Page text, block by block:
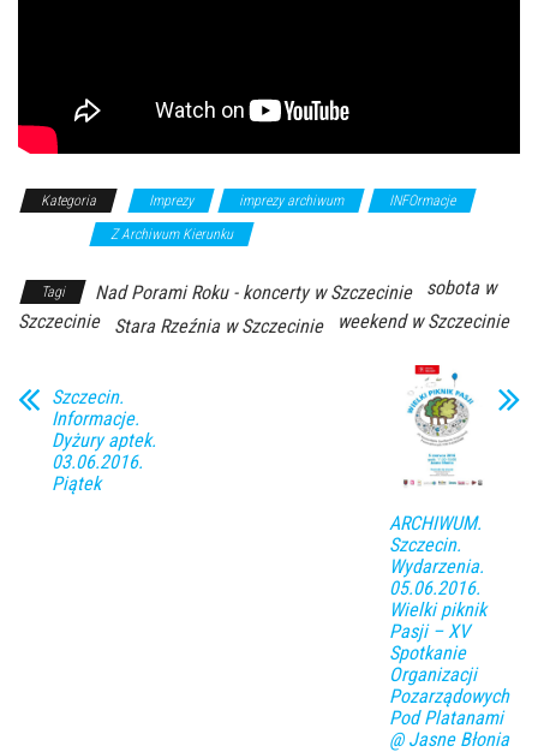
Kategoria Imprezy imprezy archiwum
INFOrmacje
Z Archiwum Kierunku
Tagi Nad Porami Roku - koncerty w Szczecinie
sobota w
Szczecinie
Stara Rzeźnia w Szczecinie weekend w Szczecinie
Szczecin.
Informacje.
Dyżury aptek.
03.06.2016.
Piątek
ARCHIWUM.
Szczecin.
Wydarzenia.
05.06.2016.
Wielki piknik
Pasji – XV
Spotkanie
Organizacji
Pozarządowych
Pod Platanami
@ Jasne Błonia